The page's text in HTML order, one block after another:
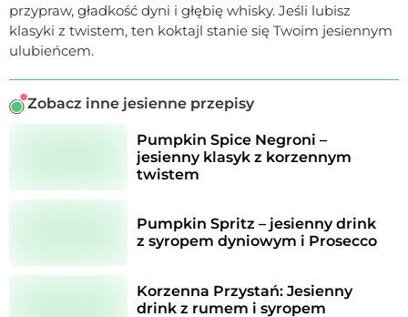
przypraw, gładkość dyni i głębię whisky. Jeśli lubisz
klasyki z twistem, ten koktajl stanie się Twoim jesiennym
ulubieńcem.
Zobacz inne jesienne przepisy
Pumpkin Spice Negroni –
jesienny klasyk z korzennym
twistem
Pumpkin Spritz – jesienny drink
z syropem dyniowym i Prosecco
Korzenna Przystań: Jesienny
drink z rumem i syropem